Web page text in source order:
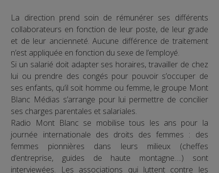
La direction prend soin de rémunérer ses différents
collaborateurs en fonction de leur poste, de leur grade
et de leur ancienneté. Aucune différence de traitement
n’est appliquée en fonction du sexe de l’employé.
Si un salarié doit adapter ses horaires, travailler de chez
lui ou prendre des congés pour pouvoir s’occuper de
ses enfants, qu’il soit homme ou femme, le groupe Mont
Blanc Médias s’arrange pour lui permettre de concilier
ses charges parentales et salariales.
Radio Mont Blanc se mobilise tous les ans pour la
journée internationale des droits des femmes : des
femmes pionnières dans leurs milieux (cheffes
d’entreprise, guides de haute montagne….) sont
interviewées. Les associations qui luttent contre les